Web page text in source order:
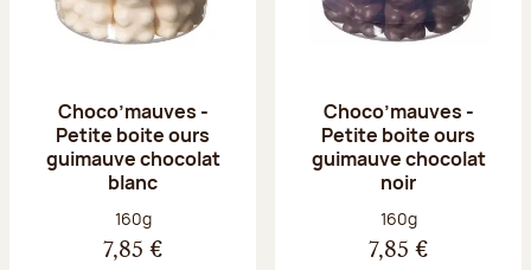
Choco’mauves -
Petite boite ours
guimauve chocolat
blanc
Poids net :
160g
7,85 €
Choco’mauves -
Petite boite ours
guimauve chocolat
noir
Poids net :
160g
7,85 €